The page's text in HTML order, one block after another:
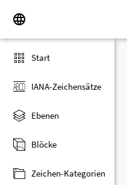
Start
IANA-Zeichensätze
Ebenen
Blöcke
Zeichen-Kategorien